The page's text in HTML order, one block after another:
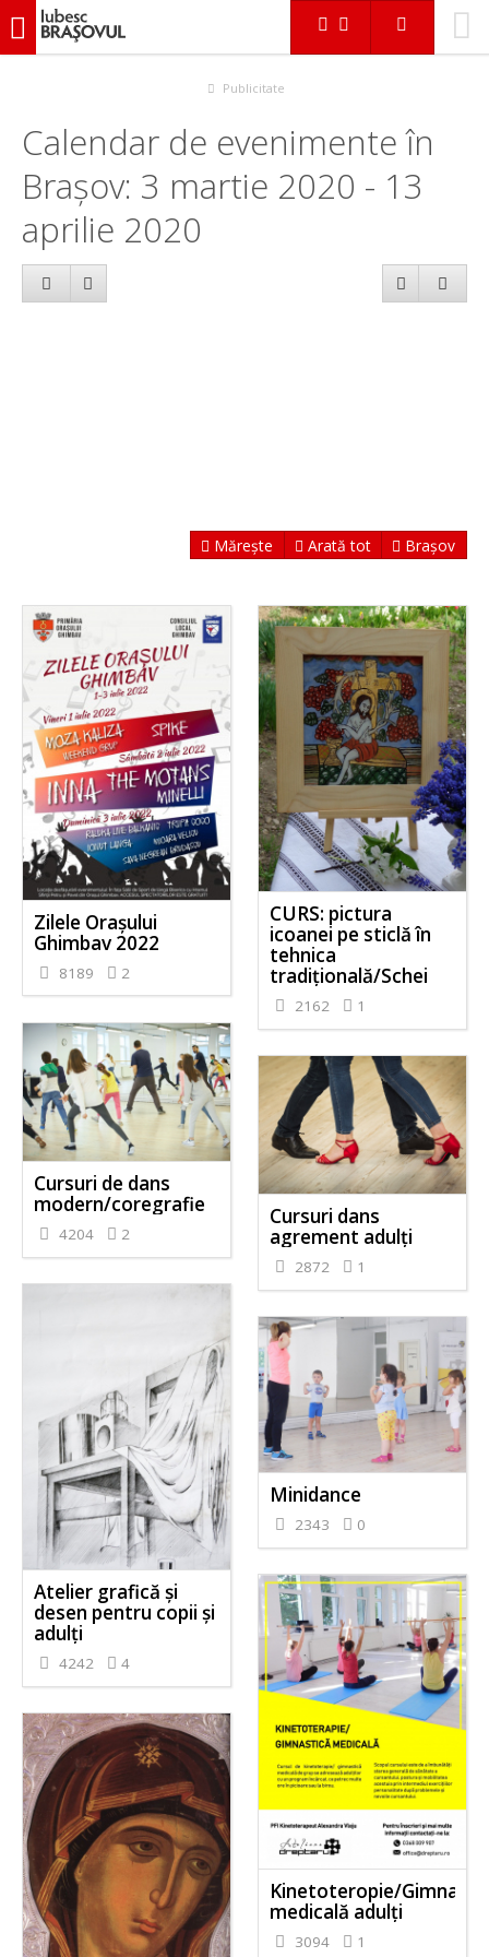
iubescbraşovul.ro
Publicitate
Calendar de evenimente în
Brașov: 3 martie 2020 - 13
aprilie 2020
Mărește Arată tot Brașov
Zilele Orașului
Ghimbav 2022
8189 2
CURS: pictura
icoanei pe sticlă în
tehnica
tradițională/Schei
2162 1
Cursuri de dans
modern/coregrafie
4204 2
Cursuri dans
agrement adulți
2872 1
Atelier grafică și
desen pentru copii și
adulți
4242 4
Minidance
2343 0
Kinetoteropie/
medicală adulți
3094 1